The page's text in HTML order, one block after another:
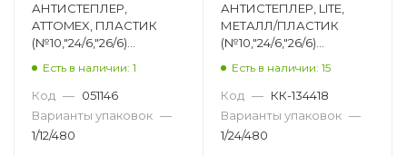
Зажим для бумаг Зажим-бульдог
Информационная табличка
Калькулятор настольный
Калькулятор научный
АНТИСТЕПЛЕР,
ATTOMEX, ПЛАСТИК
(№10,"24/6,"26/6)
Есть в наличии: 1
Код — 051146
Варианты упаковок —
1/12/480
АНТИСТЕПЛЕР, LITE,
МЕТАЛЛ/ПЛАСТИК
(№10,"24/6,"26/6)
Есть в наличии: 15
Код — КК-134418
Варианты упаковок —
1/24/480